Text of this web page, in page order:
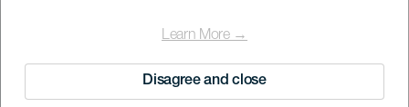
Learn More →
Disagree and close